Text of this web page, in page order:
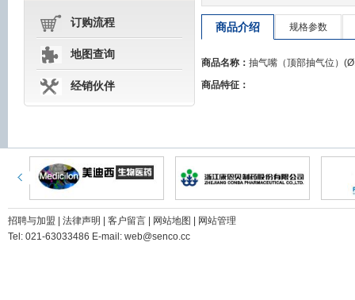
订购流程
地图查询
经销伙伴
商品介绍 规格参数
商品名称： 抽气嘴（顶部抽气位）
商品特征：
招聘与加盟 法律声明 客户留言 网站地图
网站管理
Tel: 021-63033486 E-mail: web@senco.cc